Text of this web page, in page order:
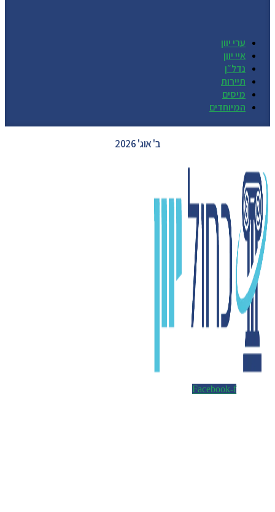
ערי יוון
איי יוון
נדל״ן
תיירות
מיסים
המיוחדים
ב' אוג' 2026
Facebook-f